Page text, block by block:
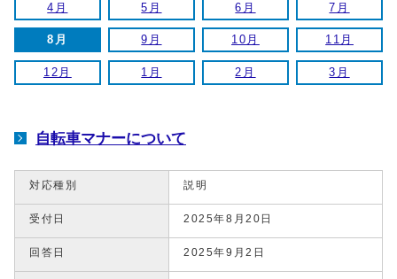
4月 5月 6月 7月
8月 9月 10月 11月
12月 1月 2月 3月
自転車マナーについて
対応種別 説明
受付日 2025年8月20日
回答日 2025年9月2日